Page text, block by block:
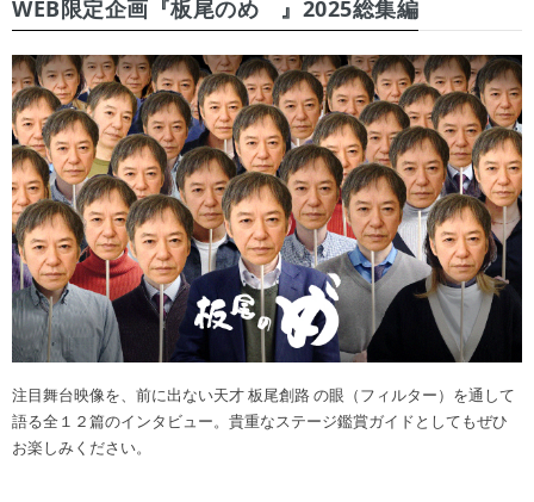
WEB限定企画『板尾のめ゙』2025総集編
注目舞台映像を、前に出ない天才 板尾創路 の眼（フィルター）を通して
語る全１２篇のインタビュー。貴重なステージ鑑賞ガイドとしてもぜひ
お楽しみください。